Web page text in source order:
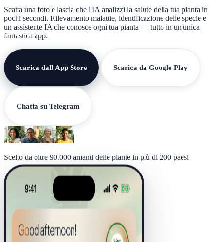
Scatta una foto e lascia che l'IA analizzi la salute della tua pianta in
pochi secondi. Rilevamento malattie, identificazione delle specie e
un assistente IA che conosce ogni tua pianta — tutto in un'unica
fantastica app.
Scarica dall'App Store Scarica da Google Play
Chatta su Telegram
Scelto da oltre 90.000 amanti delle piante in più di 200 paesi